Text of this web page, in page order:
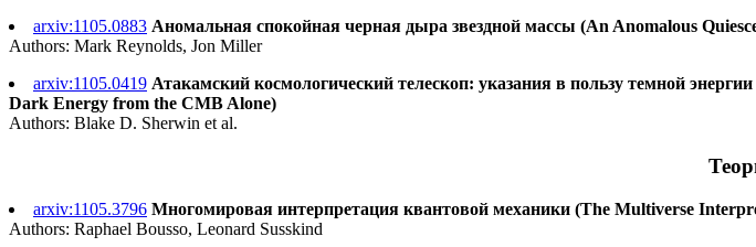
arxiv:1105.0883 Аномальная спокойная черная дыра звездной массы (An Anomalous
Authors: Mark Reynolds, Jon Miller
arxiv:1105.0419 Атакамский космологический телескоп: указания в пользу темной
Dark Energy from the CMB Alone)
Authors: Blake D. Sherwin et al.
arxiv:1105.3796 Многомировая интерпретация квантовой механики (The Multiverse
Authors: Raphael Bousso, Leonard Susskind